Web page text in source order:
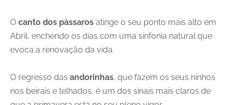
O canto dos pássaros atinge o seu ponto mais alto em
Abril, enchendo os dias com uma sinfonia natural que
evoca a renovação da vida.
O regresso das andorinhas, que fazem os seus ninhos
nos beirais e telhados, é um dos sinais mais claros de